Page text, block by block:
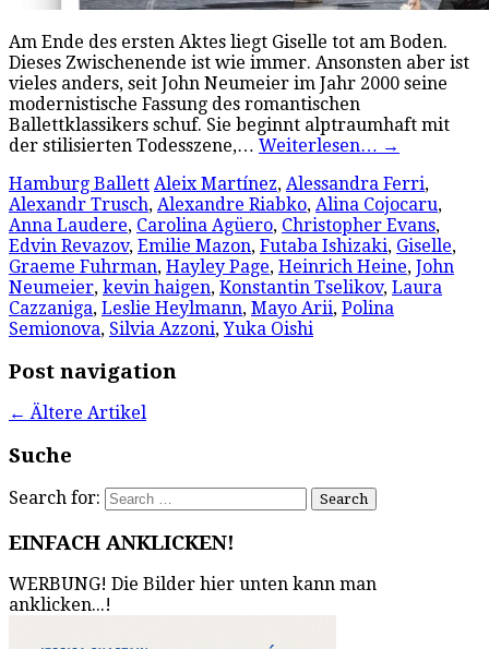
Am Ende des ersten Aktes liegt Giselle tot am Boden.
Dieses Zwischenende ist wie immer. Ansonsten aber ist
vieles anders, seit John Neumeier im Jahr 2000 seine
modernistische Fassung des romantischen
Ballettklassikers schuf. Sie beginnt alptraumhaft mit
der stilisierten Todesszene,… Weiterlesen… →
Hamburg Ballett Aleix Martínez, Alessandra Ferri,
Alexandr Trusch, Alexandre Riabko, Alina Cojocaru,
Anna Laudere, Carolina Agüero, Christopher Evans,
Edvin Revazov, Emilie Mazon, Futaba Ishizaki, Giselle,
Graeme Fuhrman, Hayley Page, Heinrich Heine, John
Neumeier, kevin haigen, Konstantin Tselikov, Laura
Cazzaniga, Leslie Heylmann, Mayo Arii, Polina
Semionova, Silvia Azzoni,Yuka Oishi
Post navigation
← Ältere Artikel
Suche
Search for:
EINFACH ANKLICKEN!
WERBUNG! Die Bilder hier unten kann man
anklicken...!